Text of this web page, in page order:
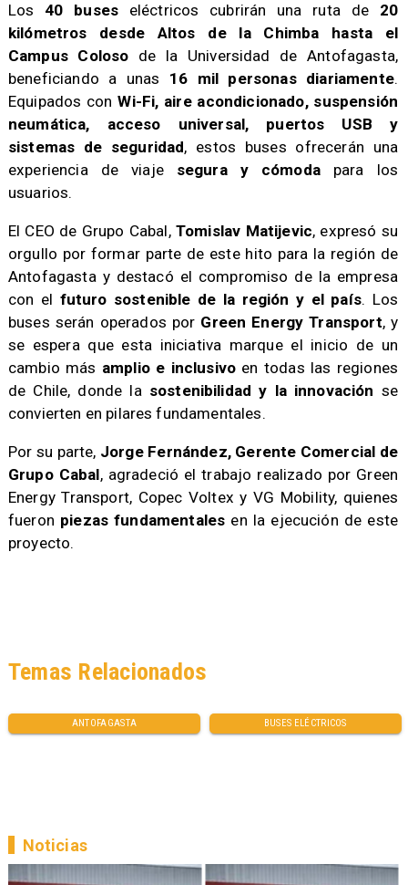
Los 40 buses eléctricos cubrirán una ruta de 20
kilómetros desde Altos de la Chimba hasta el
Campus Coloso de la Universidad de Antofagasta,
beneficiando a unas 16 mil personas diariamente.
Equipados con Wi-Fi, aire acondicionado, suspensión
neumática, acceso universal, puertos USB y
sistemas de seguridad, estos buses ofrecerán una
experiencia de viajesegura y cómodapara los
usuarios.
El CEO de Grupo Cabal,Tomislav Matijevic, expresó su
orgullo por formar parte de este hito para la región de
Antofagasta y destacó el compromiso de la empresa
con el futuro sostenible de la región y el país. Los
buses serán operados por Green Energy Transport, y
se espera que esta iniciativa marque el inicio de un
cambio más amplio e inclusivo en todas las regiones
de Chile, donde la sostenibilidad y la innovación se
convierten en pilares fundamentales.
Por su parte, Jorge Fernández, Gerente Comercial de
Grupo Cabal, agradeció el trabajo realizado por Green
Energy Transport, Copec Voltex y VG Mobility, quienes
fueron piezas fundamentales en la ejecución de este
proyecto.
ANTOFAGASTA BUSES ELÉCTRICOS
Temas Relacionados
Noticias